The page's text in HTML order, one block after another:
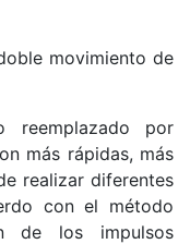
movimiento de
reemplazado por
más rápidas, más
realizar diferentes
con el método
de los impulsos